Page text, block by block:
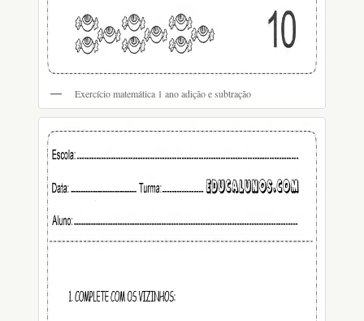
Exercício matemática 1 ano adição e subtração